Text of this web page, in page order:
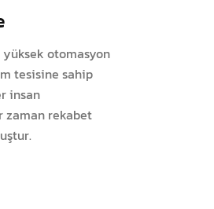
otomasyon
tesisine sahip
insan
zaman rekabet